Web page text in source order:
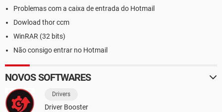
Problemas com a caixa de entrada do Hotmail
Dowload thor ccm
WinRAR (32 bits)
Não consigo entrar no Hotmail
NOVOS SOFTWARES
Drivers
Driver Booster